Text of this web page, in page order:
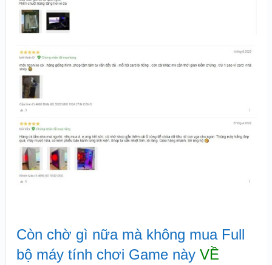
Còn chờ gì nữa mà không mua Full
bộ máy tính chơi Game này VỀ